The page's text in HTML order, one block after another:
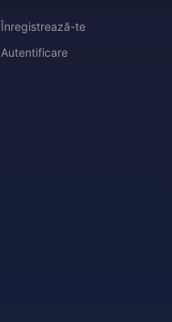
Înregistrează-te
Autentificare